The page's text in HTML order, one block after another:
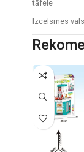
tāfele
Izcelsmes
Iepakojuma
55 cm
Produkta